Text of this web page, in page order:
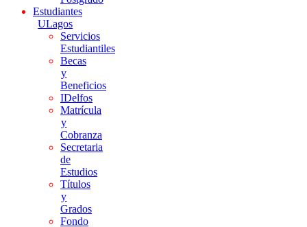
Estudiantes
ULagos
Servicios
Estudiantiles
Becas
y
Beneficios
IDelfos
Matrícula
y
Cobranza
Secretaria
de
Estudios
Títulos
y
Grados
Fondo